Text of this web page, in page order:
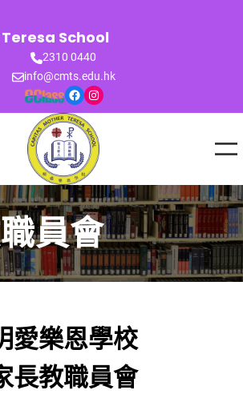
School
2310 0440
info@cmts.edu.hk
Facebook Instagram
員會
愛樂恩學校
長教職員會